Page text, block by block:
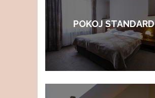
POKOJ STANDARD